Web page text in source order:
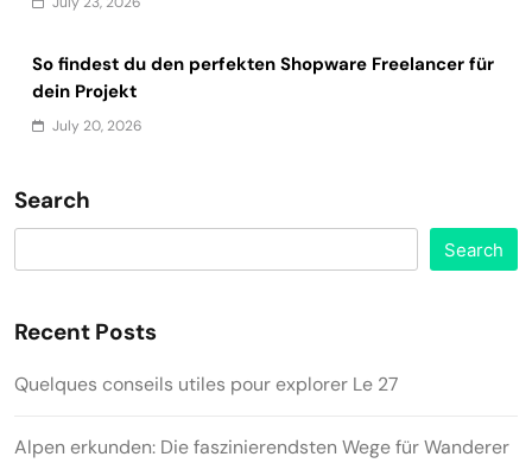
So findest du den perfekten Shopware Freelancer für
dein Projekt
July 20, 2026
Search
Search
Recent Posts
Quelques conseils utiles pour explorer Le 27
Alpen erkunden: Die faszinierendsten Wege für Wanderer